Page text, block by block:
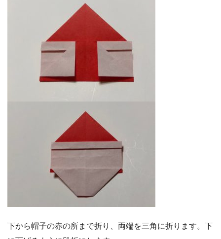
下から帽子の赤の所まで折り、両端を三角に折ります。下